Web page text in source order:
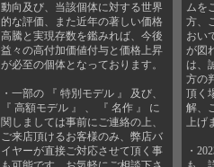
動向及び、当該個体に対する世界
的な評価、また近年の著しい価格
高騰と実現存数を鑑みれば、今後
益々の高付加価値付与と価格上昇
が必至の個体となっております。
・一部の 『 特別モデル 』 及び、
『 高額モデル 』 、 『 名作 』 に
関しましては事前にご連絡の上、
ご来店頂けるお客様のみ、弊店バ
イヤーが直接ご対応させて頂く事
ムを
方、
おい
が図
は、
方の
頂く
解、
上げ
・